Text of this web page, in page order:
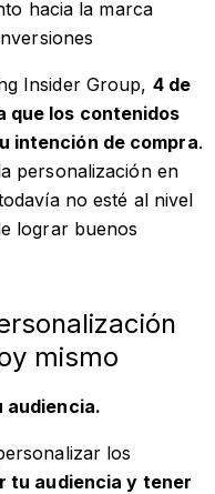
hacia la marca
Insider Group, 4 de
que los contenidos
intención de compra.
personalización en
no esté al nivel
lograr buenos
mismo
audiencia.
los
tu audiencia y tener